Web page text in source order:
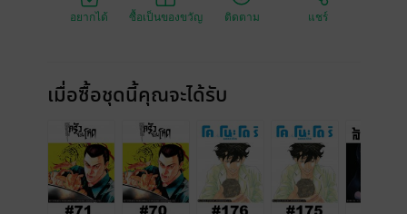
อยากได้ ซื้อเป็นของขวัญ ติดตาม แชร์
เมื่อซื้อชุดนี้คุณจะได้รับ